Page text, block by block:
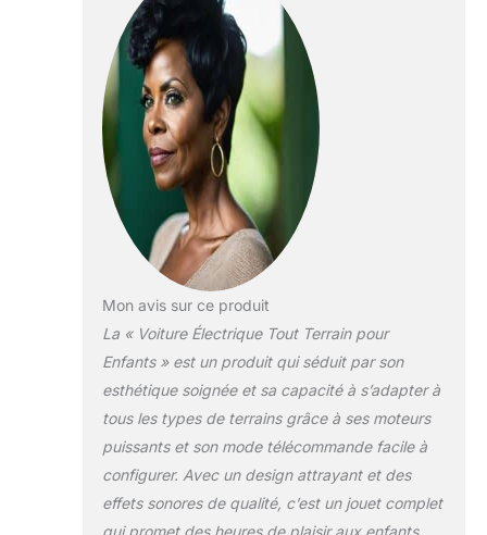
Mon avis sur ce produit
La « Voiture Électrique Tout Terrain pour
Enfants » est un produit qui séduit par son
esthétique soignée et sa capacité à s’adapter à
tous les types de terrains grâce à ses moteurs
puissants et son mode télécommande facile à
configurer. Avec un design attrayant et des
effets sonores de qualité, c’est un jouet complet
qui promet des heures de plaisir aux enfants.